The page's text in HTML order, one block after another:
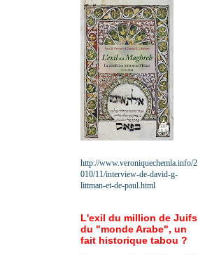
http://www.veroniquechemla.info/2
010/11/interview-de-david-g-
littman-et-de-paul.html
L'exil du million de Juifs
du "monde Arabe", un
fait historique tabou ?